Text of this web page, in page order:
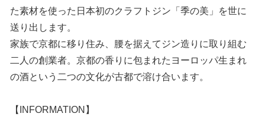
た素材を使った日本初のクラフトジン「季の美」を世に
送り出します。
家族で京都に移り住み、腰を据えてジン造りに取り組む
二人の創業者。京都の香りに包まれたヨーロッパ生まれ
の酒という二つの文化が古都で溶け合います。
【INFORMATION】